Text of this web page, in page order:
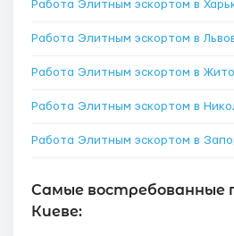
Работа Элитным эскортом в
Работа Элитным эскортом в
Работа Элитным эскортом в
Работа Элитным эскортом в
Работа Элитным эскортом в
Самые востребованные
Киеве: